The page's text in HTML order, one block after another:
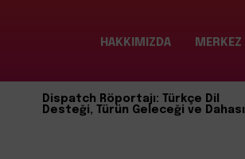
HAKKIMIZDA MERKEZ
Dispatch Röportajı: Türkçe Dil
Desteği, Türün Geleceği ve Dahası